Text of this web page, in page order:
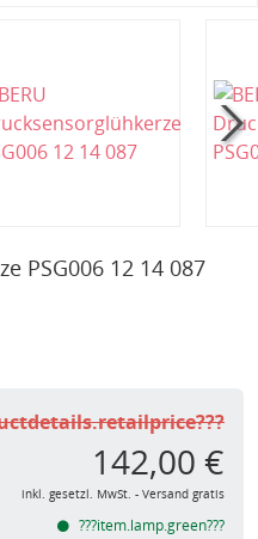
PSG006 12 14 087
142,00 €
inkl. gesetzl. MwSt. - Versand gratis
???item.lamp.green???